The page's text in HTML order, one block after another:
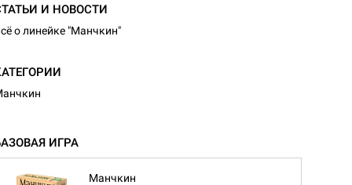
И НОВОСТИ
о линейке "Манчкин"
ИГРА
Манчкин